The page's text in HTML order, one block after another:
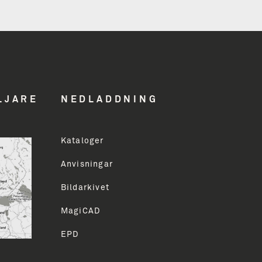
NEDLADDNING
Kataloger
Anvisningar
Bildarkivet
MagiCAD
EPD